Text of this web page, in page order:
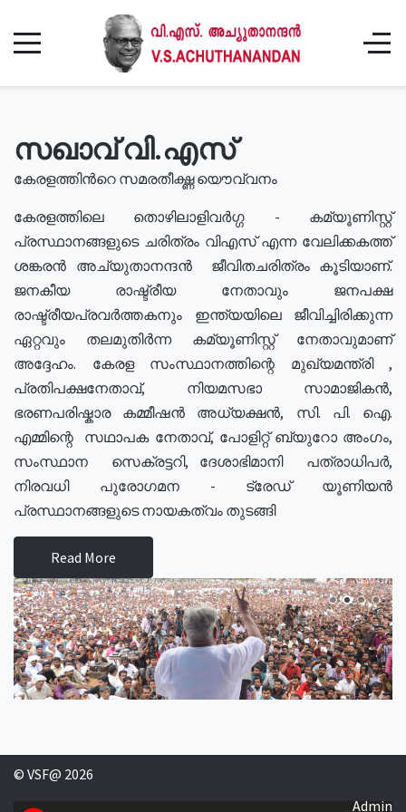
സഖാവ് വി.എസ്
കേരളത്തിൻറെ സമരതീക്ഷ്ണ യൌവ്വനം
കേരളത്തിലെ തൊഴിലാളിവർഗ്ഗ - കമ്യൂണിസ്റ്റ്
പ്രസ്ഥാനങ്ങളുടെ ചരിത്രം വിഎസ് എന്ന വേലിക്കകത്ത്
ശങ്കരൻ അച്യുതാനന്ദൻ ജീവിതചരിത്രം കൂടിയാണ്.
ജനകീയ രാഷ്ട്രീയ നേതാവും ജനപക്ഷ
രാഷ്ട്രീയപ്രവർത്തകനും ഇന്ത്യയിലെ ജീവിച്ചിരിക്കുന്ന
ഏറ്റവും തലമുതിർന്ന കമ്യൂണിസ്റ്റ് നേതാവുമാണ്
അദ്ദേഹം. കേരള സംസ്ഥാനത്തിന്റെ മുഖ്യമന്ത്രി ,
പ്രതിപക്ഷനേതാവ്, നിയമസഭാ സാമാജികൻ,
ഭരണപരിഷ്കാര കമ്മീഷൻ അധ്യക്ഷൻ, സി. പി. ഐ.
എമ്മിന്റെ സഥാപക നേതാവ്, പോളിറ്റ് ബ്യുറോ അംഗം,
സംസ്ഥാന സെക്രട്ടറി, ദേശാഭിമാനി പത്രാധിപർ,
നിരവധി പുരോഗമന - ട്രേഡ് യൂണിയൻ
പ്രസ്ഥാനങ്ങളുടെ നായകത്വം തുടങ്ങി
Read More
© VSF@ 2026
Admin